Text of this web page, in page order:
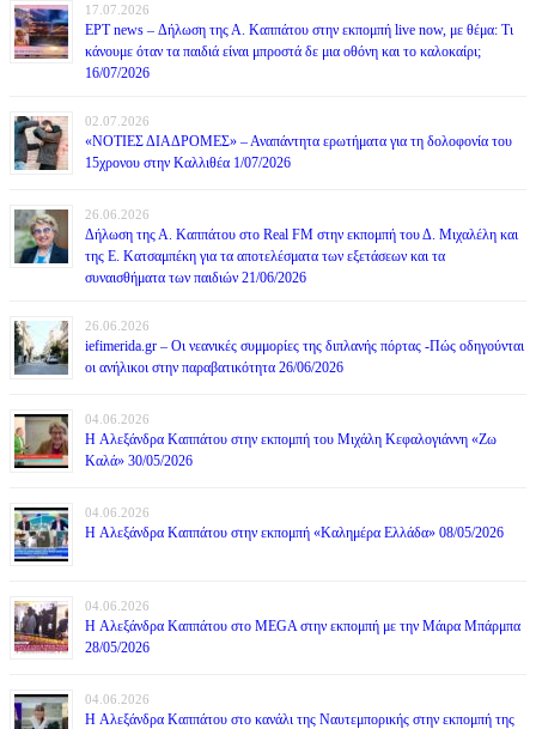
17.07.2026
ΕΡΤ news – Δήλωση της Α. Καππάτου στην εκπομπή live now, με θέμα: Τι
κάνουμε όταν τα παιδιά είναι μπροστά δε μια οθόνη και το καλοκαίρι;
16/07/2026
02.07.2026
«ΝΟΤΙΕΣ ΔΙΑΔΡΟΜΕΣ» – Αναπάντητα ερωτήματα για τη δολοφονία του
15χρονου στην Καλλιθέα 1/07/2026
26.06.2026
Δήλωση της Α. Καππάτου στο Real FM στην εκπομπή του Δ. Μιχαλέλη και
της Ε. Κατσαμπέκη για τα αποτελέσματα των εξετάσεων και τα
συναισθήματα των παιδιών 21/06/2026
26.06.2026
iefimerida.gr – Οι νεανικές συμμορίες της διπλανής πόρτας -Πώς οδηγούνται
οι ανήλικοι στην παραβατικότητα 26/06/2026
04.06.2026
H Αλεξάνδρα Καππάτου στην εκπομπή του Μιχάλη Κεφαλογιάννη «Ζω
Καλά» 30/05/2026
04.06.2026
H Αλεξάνδρα Καππάτου στην εκπομπή «Καλημέρα Ελλάδα» 08/05/2026
04.06.2026
H Αλεξάνδρα Καππάτου στο MEGA στην εκπομπή με την Μάιρα Mπάρμπα
28/05/2026
04.06.2026
H Αλεξάνδρα Καππάτου στο κανάλι της Ναυτεμπορικής στην εκπομπή της